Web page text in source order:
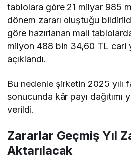
tablolara göre 21 milyar 985
dönem zararı oluştuğu
göre hazırlanan mali
milyon 488 bin 34,60 TL cari
açıklandı.
Bu nedenle şirketin 2025 yılı
sonucunda kâr payı dağıtımı
verildi.
Zararlar Geçmiş Yıl
Aktarılacak